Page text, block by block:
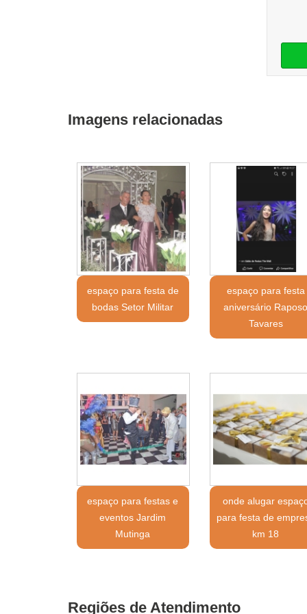
Imagens relacionadas
espaço para festa de
bodas Setor Militar
espaço para festa
aniversário
Tavares
espaço para festas e
eventos Jardim
Mutinga
onde alugar
para festa de
km 18
Regiões de Atendimento